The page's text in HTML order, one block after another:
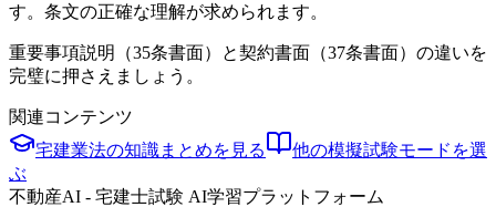
す。条文の正確な理解が求められます。
重要事項説明（35条書面）と契約書面（37条書面）の違いを
完璧に押さえましょう。
関連コンテンツ
宅建業法の知識まとめを見る
他の模擬試験モードを選
ぶ
不動産AI - 宅建士試験 AI学習プラットフォーム